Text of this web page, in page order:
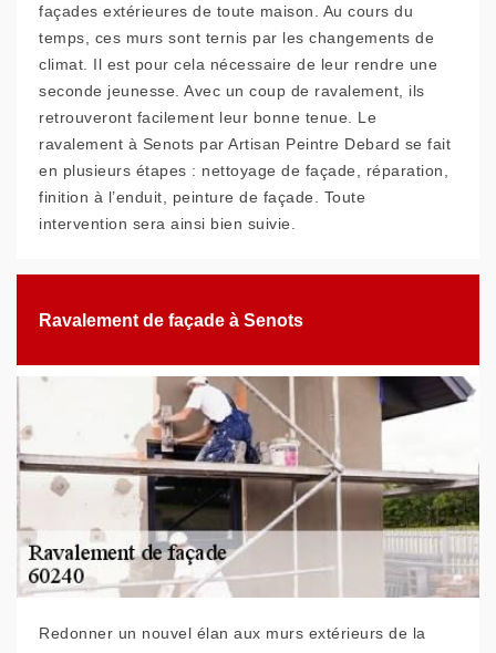
façades extérieures de toute maison. Au cours du
temps, ces murs sont ternis par les changements de
climat. Il est pour cela nécessaire de leur rendre une
seconde jeunesse. Avec un coup de ravalement, ils
retrouveront facilement leur bonne tenue. Le
ravalement à Senots par Artisan Peintre Debard se fait
en plusieurs étapes : nettoyage de façade, réparation,
finition à l’enduit, peinture de façade. Toute
intervention sera ainsi bien suivie.
Ravalement de façade à Senots
Redonner un nouvel élan aux murs extérieurs de la